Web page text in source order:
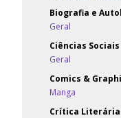
Biografia e
Geral
Ciências Sociais
Geral
Comics &
Manga
Crítica Literária